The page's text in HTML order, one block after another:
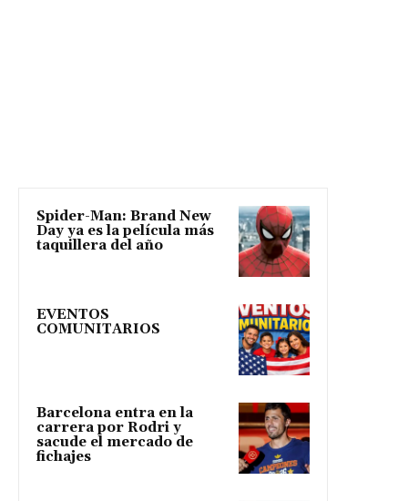
Spider-Man: Brand New
Day ya es la película más
taquillera del año
EVENTOS
COMUNITARIOS
Barcelona entra en la
carrera por Rodri y
sacude el mercado de
fichajes